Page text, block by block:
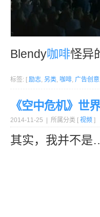
Blendy咖啡怪异
标签: [ 励志, 另类, 咖啡, 广告创意
《空中危机》世
2014-11-25 | 所属分类 [ 视频 ]
其实，我并不